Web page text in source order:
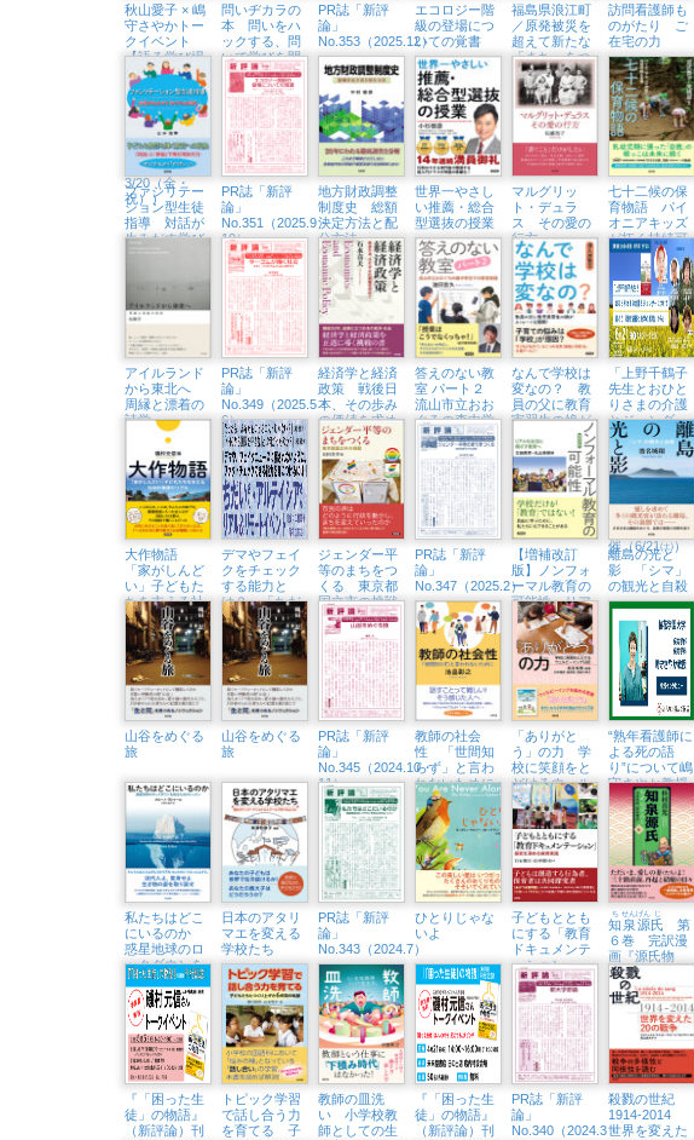
秋山愛子 × 嶋
守さやかトー
クイベント
【語る学び場
#2】すなっく
アイコ、秋山
愛子さんと
は？（浅草・
Readin’ Writin
BOOK
STORE
3/20（金・
祝））
問いヂカラの
本 問いをハ
ックする、問
いで学びを開
く
PR誌「新評
論」
No.353（2025.12）
エコロジー階
級の登場につ
いての覚書
福島県浪江町
／原発被災を
超えて新たな
「まち」をつ
くる
訪問看護師も
のがたり ご
在宅の力
ファシリテー
ション型生徒
指導 対話が
生みだす学び
PR誌「新評
論」
No.351（2025.9・
10）
地方財政調整
制度史 総額
決定方法と配
分方法
世界一やさし
い推薦・総合
型選抜の授業
マルグリッ
ト・デュラ
ス その愛の
行方
七十二候の保
育物語 パイ
オニアキッズ
が拓く持続可
能な未来
アイルランド
から東北へ
周縁と漂着の
詩学
PR誌「新評
論」
No.349（2025.5・
6）
経済学と経済
政策 戦後日
本、その歩み
の価値を求め
て
答えのない教
室 パート２
流山市立おお
ぐろの森中学
校での教育実
践
なんで学校は
変なの？ 教
員の父に教育
実習生の娘が
ストレートな
質問！
「上野千鶴子
先生とおひと
りさまの介護
とジェンダー
について語ろ
う『比較福祉
社会学の展
開』から」紀
宿本店でトー
クイベント開
催（6/21㈯）
大作物語
「家がしんど
い」子どもた
ちを支える社
会的養護のリ
アル
デマやフェイ
クをチェック
する能力と
は？ 「ちだ
いさん&アル
テイシアさ
ん」隆祥館書
店でトークイ
ベント開催
（3/23㈰）
ジェンダー平
等のまちをつ
くる 東京都
国立市の挑戦
PR誌「新評
論」
No.347（2025.2）
【増補改訂
版】ノンフォ
ーマル教育の
可能性 リア
ルな生活に根
ざす教育へ
離島の光と
影 「シマ」
の観光と自殺
山谷をめぐる
旅
山谷をめぐる
旅
PR誌「新評
論」
No.345（2024.10・
11）
教師の社会
性 「世間知
らず」と言わ
れないために
「ありがと
う」の力 学
校に笑顔をと
どけるウェル
ビーイング日
記
“熟年看護師に
よる死の語
り”について嶋
守さやか教授
がインタビュ
ーに
私たちはどこ
にいるのか
惑星地球のロ
ックダウンを
知るためのレ
ッスン
日本のアタリ
マエを変える
学校たち
PR誌「新評
論」
No.343（2024.7）
ひとりじゃな
いよ
子どもととも
にする「教育
ドキュメンテ
ーション」
探究を深める
保育実践
知
ち
泉
せん
源
げん
氏
じ
第
６巻 完訳漫
画『源氏物
語』
『「困った生
徒」の物語』
（新評論）刊
トピック学習
で話し合う力
を育てる 子
教師の皿洗
い 小学校教
師としての生
『「困った生
徒」の物語』
（新評論）刊
PR誌「新評
論」
No.340（2024.3・
殺戮の世紀
1914-2014
世界を変えた